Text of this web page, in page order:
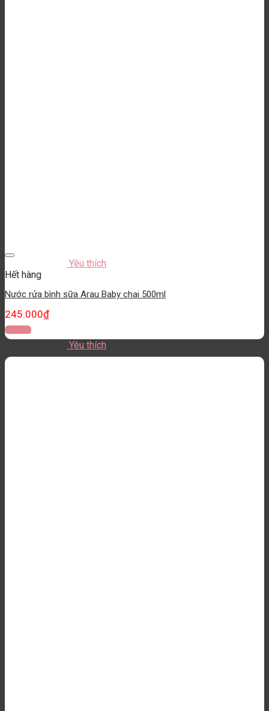
Yêu thích
Hết hàng
Nước rửa bình sữa Arau Baby chai 500ml
245.000₫
Đọc tiếp
Yêu thích